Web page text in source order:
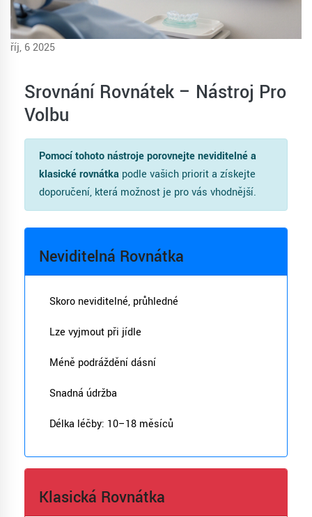
říj, 6 2025
Srovnání Rovnátek – Nástroj Pro
Volbu
Pomocí tohoto nástroje porovnejte neviditelné a
klasické rovnátka podle vašich priorit a získejte
doporučení, která možnost je pro vás vhodnější.
Neviditelná Rovnátka
Skoro neviditelné, průhledné
Lze vyjmout při jídle
Méně podráždění dásní
Snadná údržba
Délka léčby: 10–18 měsíců
Klasická Rovnátka